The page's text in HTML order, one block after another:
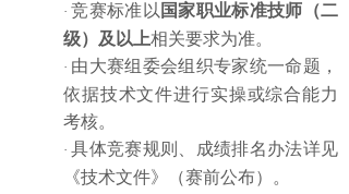
·竞赛标准以 国家职业标准技师（二
级）及以上相关要求为准。
· 由大赛组委会组织专家统一命题，
依据技术文件进行实操或综合能力
考核。
·具体竞赛规则、成绩排名办法详见
《技术文件》（赛前公布）。